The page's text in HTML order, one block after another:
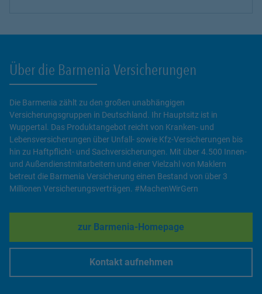
Über die Barmenia Versicherungen
Die Barmenia zählt zu den großen unabhängigen
Versicherungsgruppen in Deutschland. Ihr Hauptsitz ist in
Wuppertal. Das Produktangebot reicht von Kranken- und
Lebensversicherungen über Unfall- sowie Kfz-Versicherungen bis
hin zu Haftpflicht- und Sachversicherungen. Mit über 4.500 Innen-
und Außendienstmitarbeitern und einer Vielzahl von Maklern
betreut die Barmenia Versicherung einen Bestand von über 3
Millionen Versicherungsverträgen. #MachenWirGern
zur Barmenia-Homepage
Link Opens in New Tab
Kontakt aufnehmen